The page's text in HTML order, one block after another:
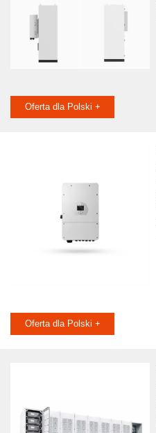
Oferta dla Polski +
Oferta dla Polski +